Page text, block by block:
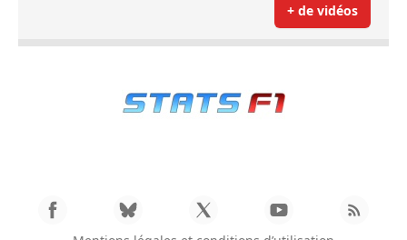
+ de vidéos